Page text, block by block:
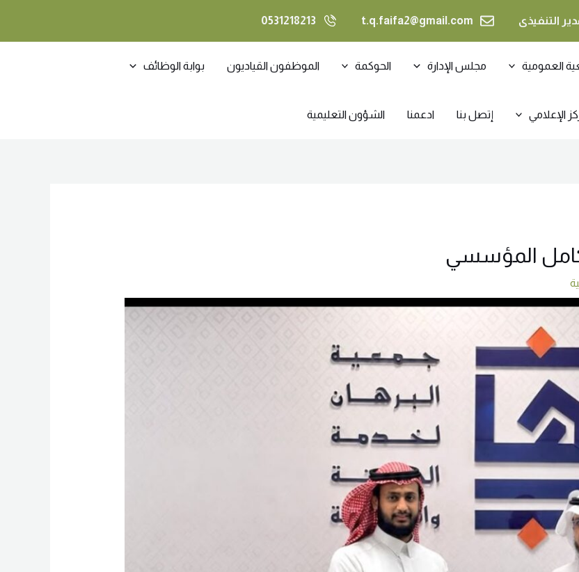
التنفيذي t.q.faifa2@gmail.com
0531218213
العمومية مجلس الإدارة الحوكمة الموظفون القياديون بوابة الوظائف
الإعلامي إتصل بنا ادعمنا الشؤون التعليمية
المؤسسي